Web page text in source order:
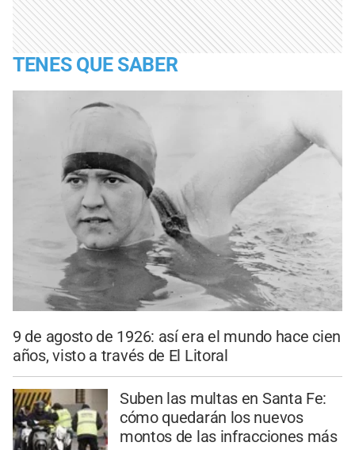
TENES QUE SABER
9 de agosto de 1926: así era el mundo hace cien
años, visto a través de El Litoral
Suben las multas en Santa Fe:
cómo quedarán los nuevos
montos de las infracciones más